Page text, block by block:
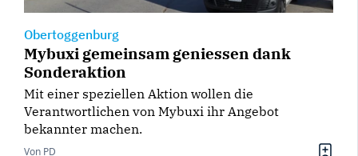
Obertoggenburg
Mybuxi gemeinsam geniessen dank
Sonderaktion
Mit einer speziellen Aktion wollen die
Verantwortlichen von Mybuxi ihr Angebot
bekannter machen.
Von PD